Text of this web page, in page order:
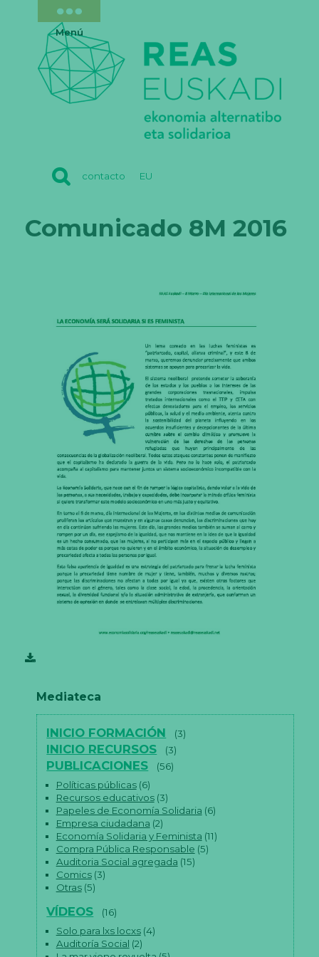
contacto EU
Menú
Comunicado 8M 2016
Mediateca
INICIO FORMACIÓN (3)
INICIO RECURSOS (3)
PUBLICACIONES
(56)
Políticas públicas(6)
Recursos educativos(3)
Papeles de Economía Solidaria (6)
Empresa ciudadana (2)
Economía Solidaria y Feminista (11)
Compra Pública Responsable (5)
Auditoria Social agregada (15)
Comics(3)
Otras(5)
VÍDEOS
(16)
Solo para lxs locxs(4)
Auditoría Social (2)